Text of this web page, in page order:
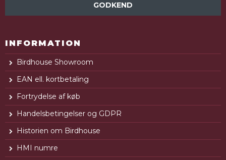
GODKEND
INFORMATION
Birdhouse Showroom
EAN ell. kortbetaling
Fortrydelse af køb
Handelsbetingelser og GDPR
Historien om Birdhouse
HMI numre